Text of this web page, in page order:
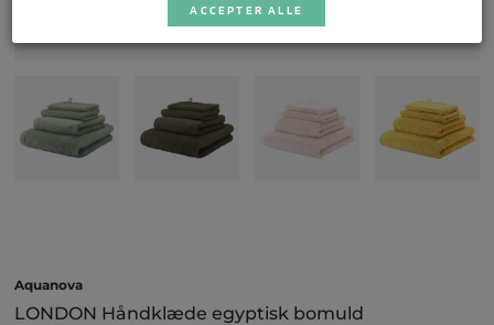
Aquanova
LONDON Håndklæde egyptisk bomuld
ACCEPTER ALLE